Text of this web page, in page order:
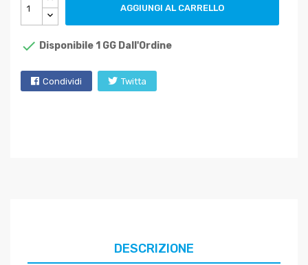
AGGIUNGI AL CARRELLO
 Disponibile 1 GG Dall'Ordine
Condividi Twitta
DESCRIZIONE